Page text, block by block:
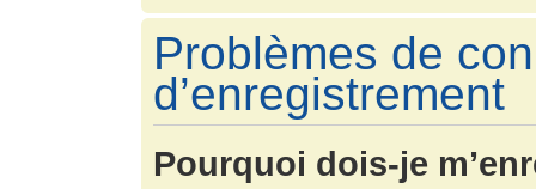
Problèmes de
d’enregistrement
Pourquoi dois-je